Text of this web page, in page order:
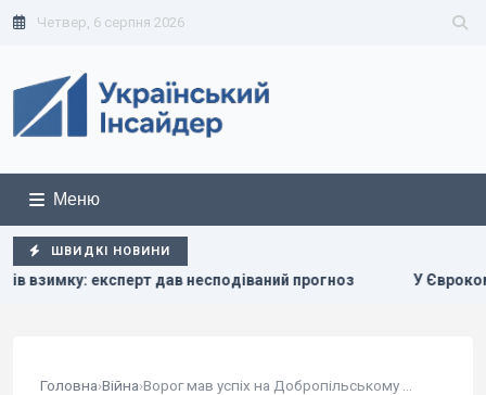
Четвер, 6 серпня 2026
Меню
ШВИДКІ НОВИНИ
несподіваний прогноз У Єврокомісії відреагували на
Головна›Війна›